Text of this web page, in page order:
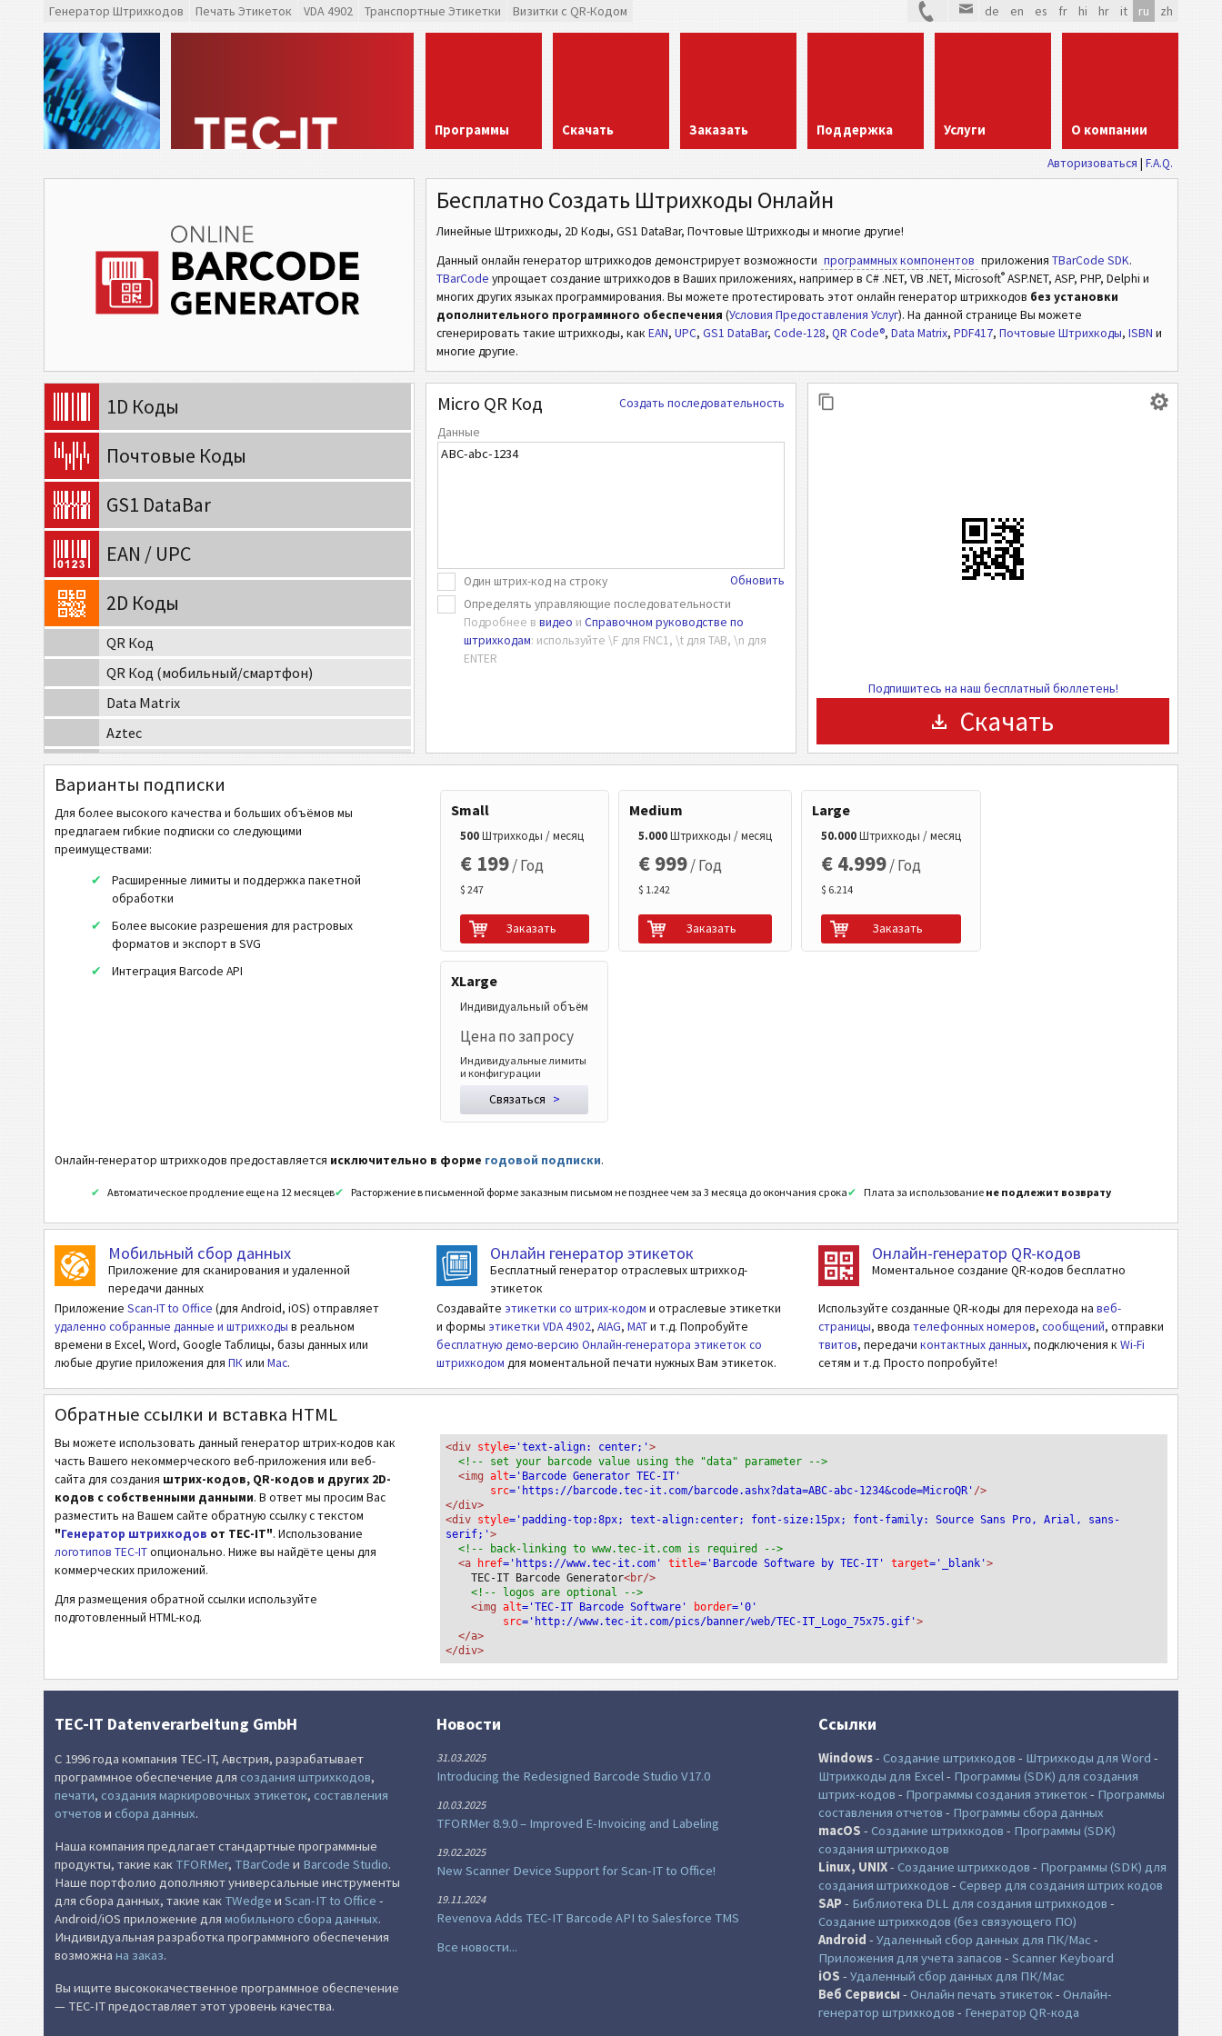
Генератор Штрихкодов Печать Этикеток VDA 4902 Транспортные Этикетки Визитки с QR-Кодом de en es fr hi hr it ru zh
Программы Скачать Заказать Поддержка Услуги О компании
Авторизоваться | F.A.Q.
Бесплатно Создать Штрихкоды Онлайн
Линейные Штрихкоды, 2D Коды, GS1 DataBar, Почтовые Штрихкоды и многие другие!
Данный онлайн генератор штрихкодов демонстрирует возможности программных компонентов приложенияTBarCode SDK.
TBarCode упрощает создание штрихкодов в Ваших приложениях, например в C# .NET, VB .NET, Microsoft® ASP.NET, ASP, PHP, Delphi и
многих других языках программирования. Вы можете протестировать этот онлайн генератор штрихкодов без установки
дополнительного программного обеспечения (Условия Предоставления Услуг). На данной странице Вы можете
сгенерировать такие штрихкоды, как EAN, UPC, GS1 DataBar, Code-128, QR Code®, Data Matrix, PDF417, Почтовые Штрихкоды, ISBN и
многие другие.
1D Коды
Почтовые Коды
GS1 DataBar
EAN / UPC
2D Коды
QR Код
QR Код (мобильный/смартфон)
Data Matrix
Aztec
Codablock-F
MaxiCode
MicroPDF417
PDF417
Micro QR Код
DotCode
Royal Mail Mailmark 2D
Мобильный Тэг
Коды Здравоохранения
ISBN Коды
Визитки
События
Wi-Fi Коды
Создать последовательность
Micro QR Код
Данные
Один штрих-код на строку
Определять управляющие последовательности
Подробнее в видео и Справочном руководстве по
штрихкодам: используйте \F для FNC1, \t для TAB, \n для
ENTER
Обновить
Подпишитесь на наш бесплатный бюллетень!
Скачать
Варианты подписки
Для более высокого качества и больших объёмов мы
предлагаем гибкие подписки со следующими
преимуществами:
Расширенные лимиты и поддержка пакетной
обработки
Более высокие разрешения для растровых
форматов и экспорт в SVG
Интеграция Barcode API
Small
500Штрихкоды / месяц
€ 199/ Год
$ 247
Заказать
Medium
5.000Штрихкоды / месяц
€ 999/ Год
$ 1.242
Заказать
Large
50.000Штрихкоды / месяц
€ 4.999/ Год
$ 6.214
Заказать
XLarge
Индивидуальный объём
Цена по запросу
Индивидуальные лимиты
и конфигурации
Связаться >
Онлайн-генератор штрихкодов предоставляется исключительно в форме годовой подписки.
Автоматическое продление еще на 12 месяцев Расторжение в письменной форме заказным письмом не позднее чем за 3 месяца до окончания срока Плата за использование не подлежит возврату
Мобильный сбор данных
Приложение для сканирования и удаленной
передачи данных
Приложение Scan-IT to Office (для Android, iOS) отправляет
удаленно собранные данные и штрихкоды в реальном
времени в Excel, Word, Google Таблицы, базы данных или
любые другие приложения для ПКили Mac.
Онлайн генератор этикеток
Бесплатный генератор отраслевых штрихкод-
этикеток
Создавайте этикетки со штрих-кодом и отраслевые этикетки
и формы этикетки VDA 4902, AIAG, MATи т.д. Попробуйте
бесплатную демо-версию Онлайн-генератора этикеток со
штрихкодом для моментальной печати нужных Вам этикеток.
Онлайн-генератор QR-кодов
Моментальное создание QR-кодов бесплатно
Используйте созданные QR-коды для перехода на веб-
страницы, ввода телефонных номеров, сообщений, отправки
твитов, передачи контактных данных, подключения к Wi-Fi
сетям и т.д. Просто попробуйте!
Обратные ссылки и вставка HTML
Вы можете использовать данный генератор штрих-кодов как
часть Вашего некоммерческого веб-приложения или веб-
сайта для создания штрих-кодов, QR-кодов и других 2D-
кодов с собственными данными. В ответ мы просим Вас
разместить на Вашем сайте обратную ссылку с текстом
"Генератор штрихкодов от TEC-IT". Использование
логотипов TEC-ITопционально. Ниже вы найдёте цены для
коммерческих приложений.
Для размещения обратной ссылки используйте
подготовленный HTML-код.
<div style='text-align: center;'>
<!-- set your barcode value using the "data" parameter -->
<img alt='Barcode Generator TEC-IT'
src='https://barcode.tec-it.com/barcode.ashx?data=ABC-abc-1234&code=MicroQR' />
</div>
<div style='padding-top:8px; text-align:center; font-size:15px; font-family: Source Sans Pro, Arial, sans-
serif;'>
<!-- back-linking to www.tec-it.com is required -->
<a
href='https://www.tec-it.com' title='Barcode Software by TEC-IT' target='_blank'>
TEC-IT Barcode Generator<br/>
<!-- logos are optional -->
<img alt='TEC-IT Barcode Software' border='0'
src='http://www.tec-it.com/pics/banner/web/TEC-IT_Logo_75x75.gif'>
</a>
</div>
TEC-IT Datenverarbeitung GmbH
С 1996 года компания TEC-IT, Австрия, разрабатывает
программное обеспечение для создания штрихкодов,
печати, создания маркировочных этикеток, составления
отчетов и сбора данных.
Наша компания предлагает стандартные программные
продукты, такие как TFORMer, TBarCode и Barcode Studio.
Наше портфолио дополняют универсальные инструменты
для сбора данных, такие как TWedge и Scan-IT to Office -
Android/iOS приложение для мобильного сбора данных.
Индивидуальная разработка программного обеспечения
возможна на заказ.
Вы ищите высококачественное программное обеспечение
— TEC-IT предоставляет этот уровень качества.
Новости
31.03.2025
Introducing the Redesigned Barcode Studio V17.0
10.03.2025
TFORMer 8.9.0 – Improved E-Invoicing and Labeling
19.02.2025
New Scanner Device Support for Scan-IT to Office!
19.11.2024
Revenova Adds TEC-IT Barcode API to Salesforce TMS
Все новости...
Ссылки
Windows- Создание штрихкодов - Штрихкоды для Word -
Штрихкоды для Excel- Программы (SDK) для создания
штрих-кодов - Программы создания этикеток- Программы
составления отчетов - Программы сбора данных
macOS - Создание штрихкодов - Программы (SDK)
создания штрихкодов
Linux, UNIX- Создание штрихкодов - Программы (SDK) для
создания штрихкодов - Сервер для создания штрих кодов
SAP- Библиотека DLL для создания штрихкодов -
Создание штрихкодов (без связующего ПО)
Android - Удаленный сбор данных для ПК/Mac -
Приложения для учета запасов - Scanner Keyboard
iOS - Удаленный сбор данных для ПК/Mac
Веб Сервисы - Онлайн печать этикеток- Онлайн-
генератор штрихкодов - Генератор QR-кода